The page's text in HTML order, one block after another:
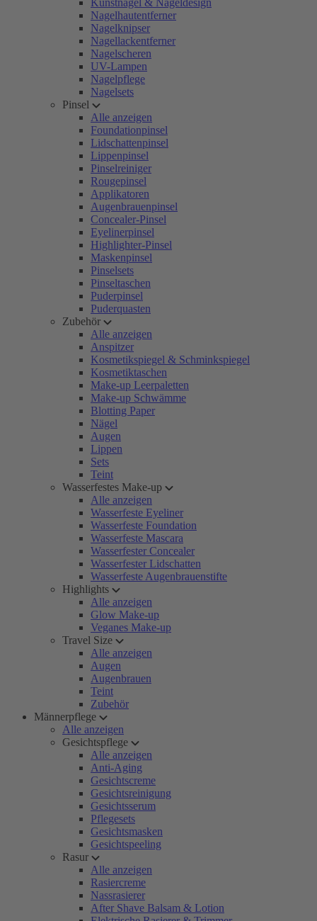
Kunstnägel & Nageldesign
Nagelhautentferner
Nagelknipser
Nagellackentferner
Nagelscheren
UV-Lampen
Nagelpflege
Nagelsets
Pinsel
Alle anzeigen
Foundationpinsel
Lidschattenpinsel
Lippenpinsel
Pinselreiniger
Rougepinsel
Applikatoren
Augenbrauenpinsel
Concealer-Pinsel
Eyelinerpinsel
Highlighter-Pinsel
Maskenpinsel
Pinselsets
Pinseltaschen
Puderpinsel
Puderquasten
Zubehör
Alle anzeigen
Anspitzer
Kosmetikspiegel & Schminkspiegel
Kosmetiktaschen
Make-up Leerpaletten
Make-up Schwämme
Blotting Paper
Nägel
Augen
Lippen
Sets
Teint
Wasserfestes Make-up
Alle anzeigen
Wasserfeste Eyeliner
Wasserfeste Foundation
Wasserfeste Mascara
Wasserfester Concealer
Wasserfester Lidschatten
Wasserfeste Augenbrauenstifte
Highlights
Alle anzeigen
Glow Make-up
Veganes Make-up
Travel Size
Alle anzeigen
Augen
Augenbrauen
Teint
Zubehör
Männerpflege
Alle anzeigen
Gesichtspflege
Alle anzeigen
Anti-Aging
Gesichtscreme
Gesichtsreinigung
Gesichtsserum
Pflegesets
Gesichtsmasken
Gesichtspeeling
Rasur
Alle anzeigen
Rasiercreme
Nassrasierer
After Shave Balsam & Lotion